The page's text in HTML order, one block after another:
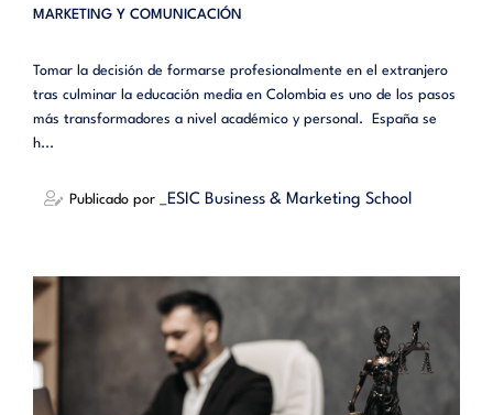
MARKETING Y COMUNICACIÓN
Tomar la decisión de formarse profesionalmente en el extranjero
tras culminar la educación media en Colombia es uno de los pasos
más transformadores a nivel académico y personal. España se
h...
Publicado por _ESIC Business & Marketing School